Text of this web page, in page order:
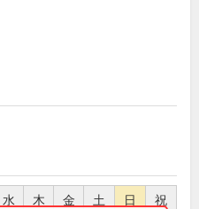
水 木 金 土 日 祝